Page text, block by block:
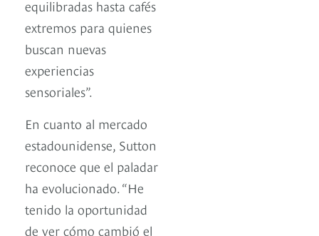
equilibradas hasta cafés
extremos para quienes
buscan nuevas
experiencias
sensoriales”.
En cuanto al mercado
estadounidense, Sutton
reconoce que el paladar
ha evolucionado. “He
tenido la oportunidad
de ver cómo cambió el